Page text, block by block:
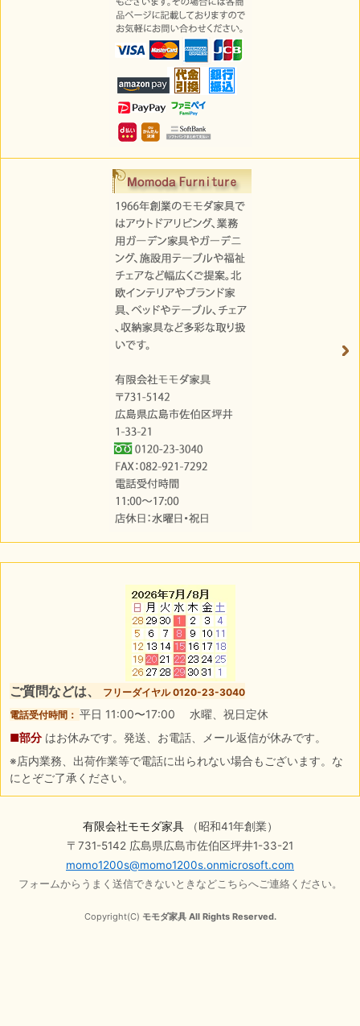
ご質問などは、
フリーダイヤル 0120-23-3040
電話受付時間： 平日 11:00〜17:00 水曜、祝日定休
■部分 はお休みです。発送、お電話、メール返信が休みです。
※店内業務、出荷作業等で電話に出られない場合もございます。な
にとぞご了承ください。
有限会社モモダ家具（昭和41年創業）
〒731-5142 広島県広島市佐伯区坪井1-33-21
momo1200s@momo1200s.onmicrosoft.com
フォームからうまく送信できないときなどこちらへご連絡ください。
Copyright(C) モモダ家具 All Rights Reserved.